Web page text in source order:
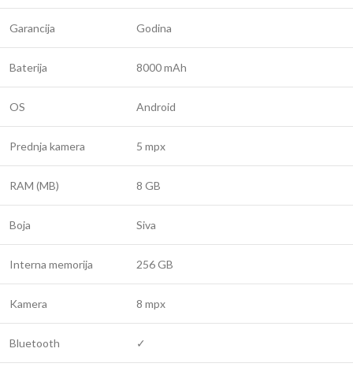
Garancija Godina
Baterija 8000 mAh
OS Android
Prednja kamera 5 mpx
RAM (MB) 8 GB
Boja Siva
Interna memorija 256 GB
Kamera 8 mpx
Bluetooth ✓